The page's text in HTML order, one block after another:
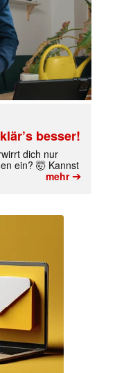
besser!
dich nur
ein? 🤯 Kannst
mehr➔